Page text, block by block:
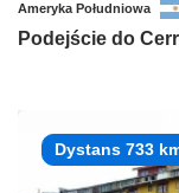
Ameryka Południowa
Podejście do
Dystans 733